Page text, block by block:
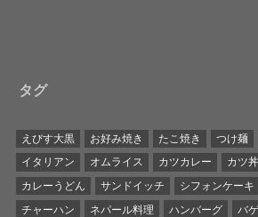
タグ
えびす大黒 お好み焼き たこ焼き つけ麺
イタリアン
オムライス カツカレー カツ丼
カレーうどん
サンドイッチ シフォンケーキ
チャーハン
ネパール料理 ハンバーグ バ